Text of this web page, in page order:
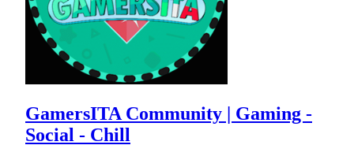
GamersITA Community | Gaming -
Social - Chill